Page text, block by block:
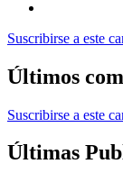
Suscribirse a este
Últimos
Suscribirse a este
Últimas